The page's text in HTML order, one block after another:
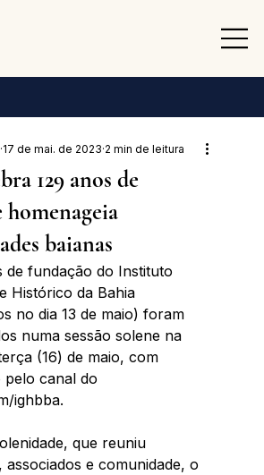
129 anos de
homenageia
baianas
17 de mai. de 2023 2 min de leitura
de fundação do Instituto
Histórico da Bahia
no dia 13 de maio) foram
numa sessão solene na
(16) de maio, com
pelo canal do
ighbba.
que reuniu
associados e comunidade, o